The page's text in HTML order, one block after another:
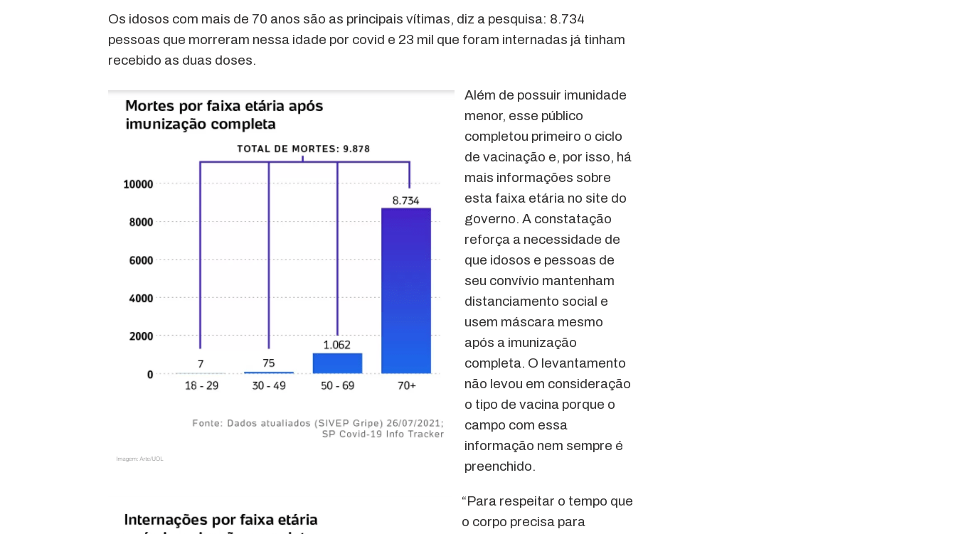
Os idosos com mais de 70 anos são as principais vítimas, diz a pesquisa: 8.734
pessoas que morreram nessa idade por covid e 23 mil que foram internadas já tinham
recebido as duas doses.
Além de possuir imunidade
menor, esse público
completou primeiro o ciclo
de vacinação e, por isso, há
mais informações sobre
esta faixa etária no site do
governo. A constatação
reforça a necessidade de
que idosos e pessoas de
seu convívio mantenham
distanciamento social e
usem máscara mesmo
após a imunização
completa. O levantamento
não levou em consideração
o tipo de vacina porque o
campo com essa
informação nem sempre é
preenchido.
“Para respeitar o tempo que
o corpo precisa para